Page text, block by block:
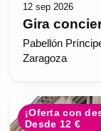
12 sep 2026
Gira
Pabellón
Zaragoza
¡Oferta con
Desde 12 €